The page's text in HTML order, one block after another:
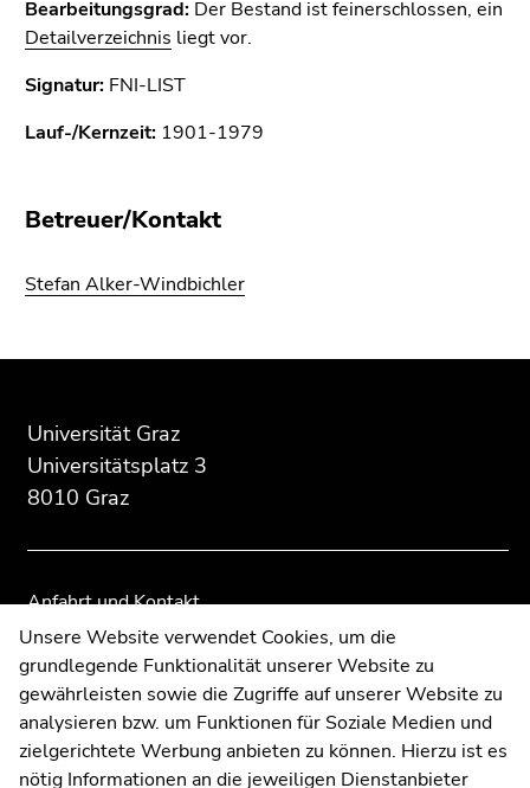
(Zugriffstaste
8)
Zur
(Zugriffstaste
Bearbeitungsgrad: Der Bestand ist feinerschlossen, ein
Detailverzeichnis liegt vor.
Signatur: FNI-LIST
Lauf-/Kernzeit: 1901-1979
Betreuer/Kontakt
Stefan Alker-Windbichler
Seitenbereichs:
Zusatzinformationen:
Universität Graz
Universitätsplatz 3
8010 Graz
Anfahrt und Kontakt
Kommunikation und Öffentlichkeitsarbeit
Moodle
UNIGRAZonline
Impressum
Datenschutzerklärung
Seitenbereichs.
Übersicht
Seitenbereichs.
Übersicht
Unsere Website verwendet Cookies, um die
grundlegende Funktionalität unserer Website zu
gewährleisten sowie die Zugriffe auf unserer Website zu
analysieren bzw. um Funktionen für Soziale Medien und
zielgerichtete Werbung anbieten zu können. Hierzu ist es
nötig Informationen an die jeweiligen Dienstanbieter